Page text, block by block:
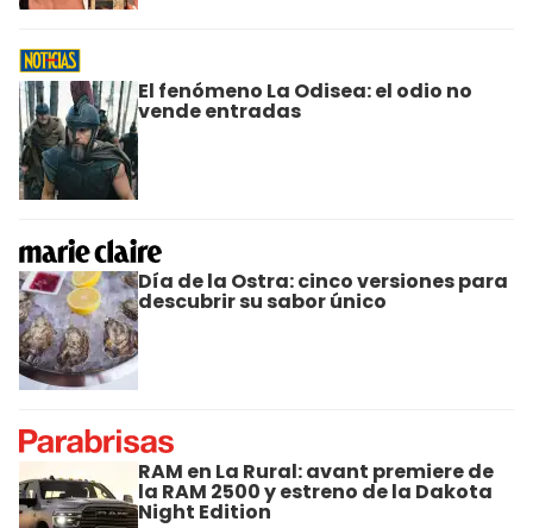
El fenómeno La Odisea: el odio no
vende entradas
Día de la Ostra: cinco versiones para
descubrir su sabor único
RAM en La Rural: avant premiere de
la RAM 2500 y estreno de la Dakota
Night Edition